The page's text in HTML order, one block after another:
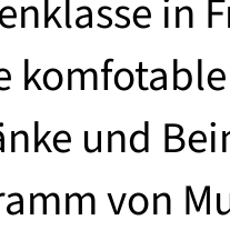
in
und
von